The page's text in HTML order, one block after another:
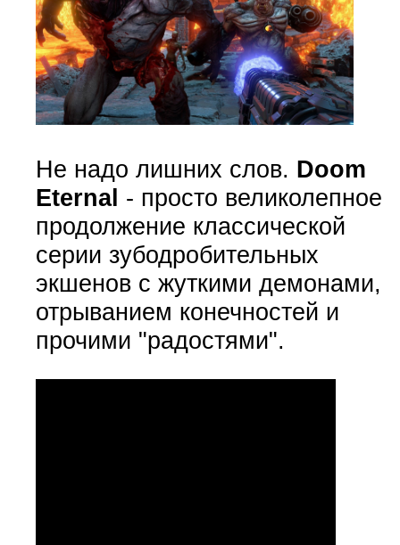
Не надо лишних слов. Doom
Eternal - просто великолепное
продолжение классической
серии зубодробительных
экшенов с жуткими демонами,
отрыванием конечностей и
прочими "радостями".